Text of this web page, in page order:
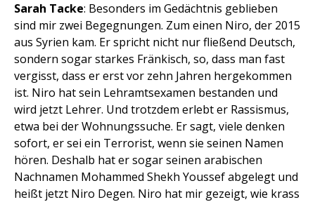
Sarah Tacke: Besonders im Gedächtnis geblieben
sind mir zwei Begegnungen. Zum einen Niro, der 2015
aus Syrien kam. Er spricht nicht nur fließend Deutsch,
sondern sogar starkes Fränkisch, so, dass man fast
vergisst, dass er erst vor zehn Jahren hergekommen
ist. Niro hat sein Lehramtsexamen bestanden und
wird jetzt Lehrer. Und trotzdem erlebt er Rassismus,
etwa bei der Wohnungssuche. Er sagt, viele denken
sofort, er sei ein Terrorist, wenn sie seinen Namen
hören. Deshalb hat er sogar seinen arabischen
Nachnamen Mohammed Shekh Youssef abgelegt und
heißt jetzt Niro Degen. Niro hat mir gezeigt, wie krass